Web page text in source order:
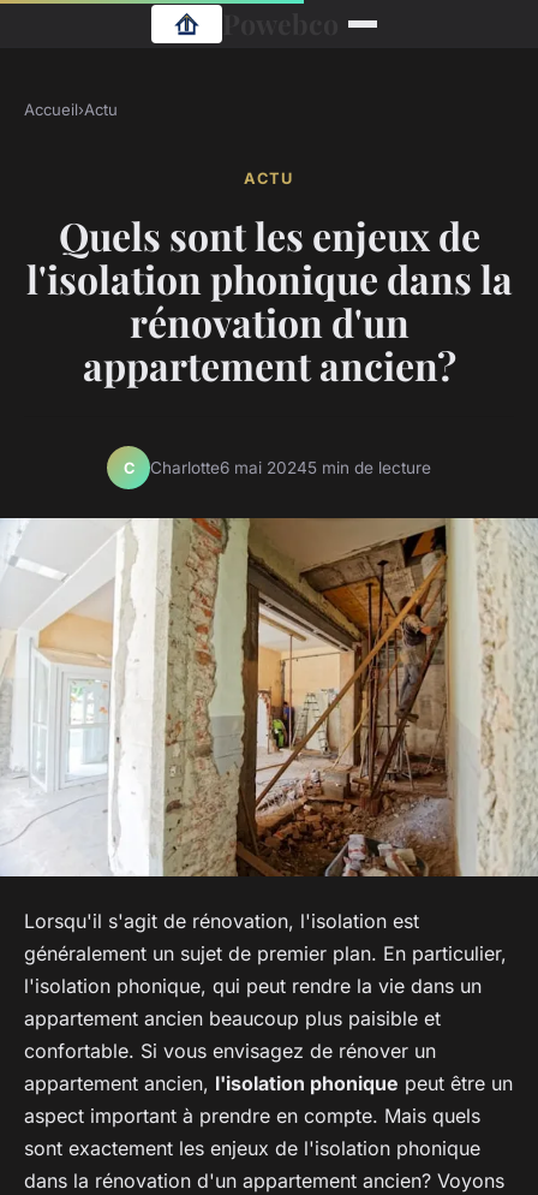
Accueil›Actu
ACTU
Quels sont les enjeux de
l'isolation phonique dans la
rénovation d'un
appartement ancien?
C Charlotte6 mai 20245 min de lecture
Lorsqu'il s'agit de rénovation, l'isolation est
généralement un sujet de premier plan. En particulier,
l'isolation phonique, qui peut rendre la vie dans un
appartement ancien beaucoup plus paisible et
confortable. Si vous envisagez de rénover un
appartement ancien, l'isolation phonique peut être un
aspect important à prendre en compte. Mais quels
sont exactement les enjeux de l'isolation phonique
dans la rénovation d'un appartement ancien? Voyons